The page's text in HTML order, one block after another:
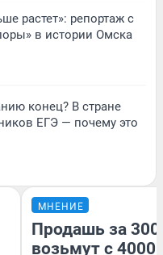
растет»: репортаж с
в истории Омска
конец? В стране
ЕГЭ — почему это
МНЕНИЕ
Продашь за
возьмут с